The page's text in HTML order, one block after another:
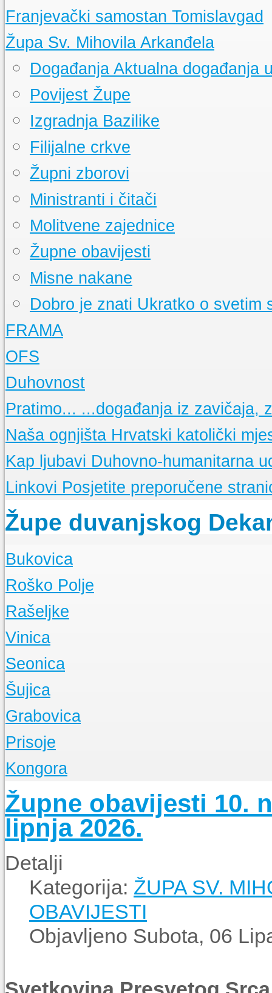
Franjevački samostan Tomislavgad
Kršćanstvo na duvanjskom području
Izgradnja samostana u Tomislavgradu
Samostanski arhiv
Župa Sv. Mihovila Arkanđela
Događanja Aktualna događanja
Povijest Župe
Izgradnja Bazilike
Filijalne crkve
Župni zborovi
Ministranti i čitači
Molitvene zajednice
Župne obavijesti
Misne nakane
Dobro je znati Ukratko o svetim
FRAMA
FRAMA s Vama
Prvi koraci duvanjske FRAME
Glasnici sv. Franje
Nešto o "maloj FRAMI"
La VernaGlasilo framaša iz Tomislavgrada
OFS
Što je OFSUkratko o redu
Duhovnost
Osnovne molitve
Nedjeljne propovijedi
Pratimo... ...događanja iz zavičaja,
Naša ognjišta Hrvatski katolički
Kap ljubavi Duhovno-humanitarna
Linkovi Posjetite preporučene
Župe duvanjskog
Bukovica
O Župi
Događanja
Roško Polje
O Župi
Događanja
Rašeljke
O Župi
Događanja
Vinica
O Župi
Događanja
Seonica
O Župi
Događanja
Šujica
O Župi
Događanja
Grabovica
O Župi
Događanja
Prisoje
Događanja
Kongora
Događanja
Župne obavijesti 10.
lipnja 2026.
Detalji
Kategorija: ŽUPA SV.
OBAVIJESTI
Objavljeno Subota, 06